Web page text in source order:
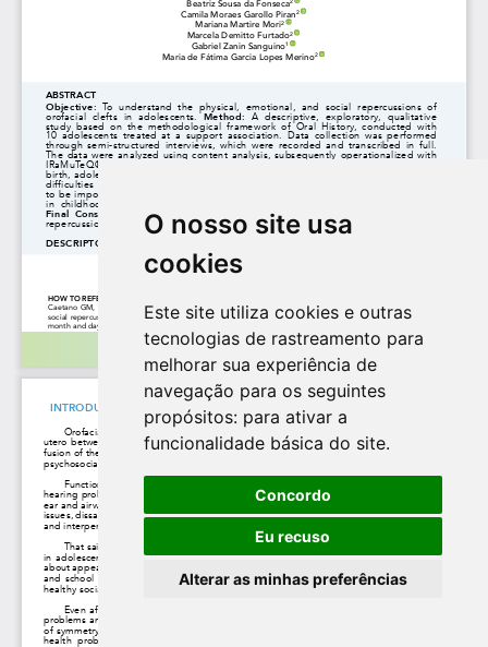
O nosso site usa
cookies
Este site utiliza cookies e outras
tecnologias de rastreamento para
melhorar sua experiência de
navegação para os seguintes
propósitos: para ativar a
funcionalidade básica do site.
Concordo
Eu recuso
Alterar as minhas preferências